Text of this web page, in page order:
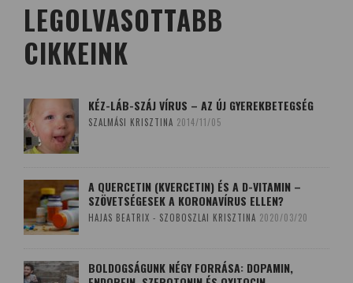
LEGOLVASOTTABB
CIKKEINK
KÉZ-LÁB-SZÁJ VÍRUS – AZ ÚJ GYEREKBETEGSÉG
SZALMÁSI KRISZTINA 2014/11/05
A QUERCETIN (KVERCETIN) ÉS A D-VITAMIN –
SZÖVETSÉGESEK A KORONAVÍRUS ELLEN?
HAJAS BEATRIX - SZOBOSZLAI KRISZTINA 2020/03/20
BOLDOGSÁGUNK NÉGY FORRÁSA: DOPAMIN,